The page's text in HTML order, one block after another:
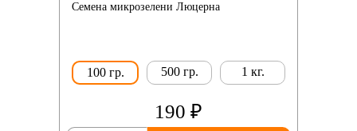
Семена микрозелени Люцерна
100 гр. 500 гр. 1 кг.
190 ₽